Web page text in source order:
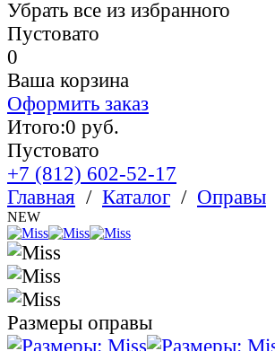
Убрать все из избранного
Пустовато
0
Ваша корзина
Оформить заказ
Итого:0 руб.
Пустовато
+7 (812) 602-52-17
Главная / Каталог / Оправы
NEW
Размеры оправы